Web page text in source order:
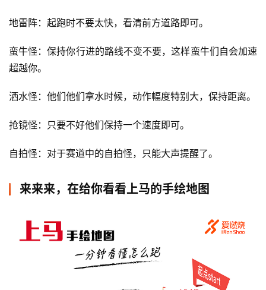
视
频
户
选
运
集
地雷阵：起跑时不要太快，看清前方道路即可。
蛮牛怪：保持你行进的路线不变不要，这样蛮牛们自会加速
超越你。
洒水怪：他们他们拿水时候，动作幅度特别大，保持距离。
抢镜怪：只要不好他们保持一个速度即可。
自拍怪：对于赛道中的自拍怪，只能大声提醒了。
来来来，在给你看看上马的手绘地图